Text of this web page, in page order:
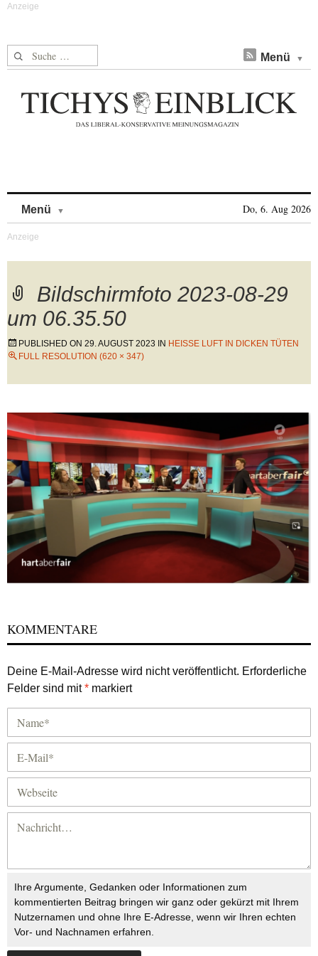
Suche nach: Menü
Menü Do, 6. Aug 2026
Bildschirmfoto 2023-08-29
um 06.35.50
PUBLISHED ON 29. AUGUST 2023 IN HEISSE LUFT IN DICKEN TÜTEN
FULL RESOLUTION (620 × 347)
KOMMENTARE
Deine E-Mail-Adresse wird nicht veröffentlicht. Erforderliche
Felder sind mit* markiert
Ihre Argumente, Gedanken oder Informationen zum
kommentierten Beitrag bringen wir ganz oder gekürzt mit Ihrem
Nutzernamen und ohne Ihre E-Adresse, wenn wir Ihren echten
Vor- und Nachnamen erfahren.